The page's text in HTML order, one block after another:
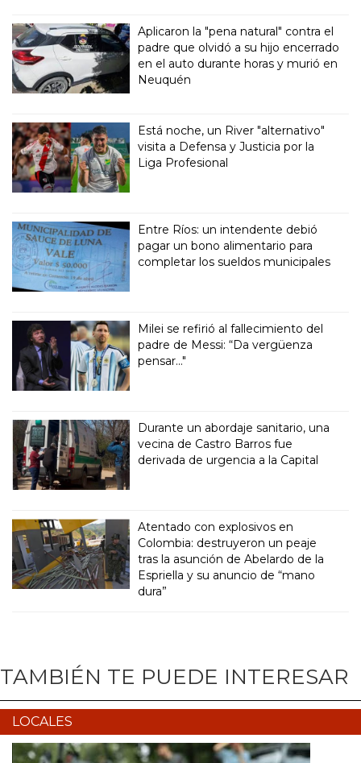
Aplicaron la "pena natural" contra el
padre que olvidó a su hijo encerrado
en el auto durante horas y murió en
Neuquén
Está noche, un River "alternativo"
visita a Defensa y Justicia por la
Liga Profesional
Entre Ríos: un intendente debió
pagar un bono alimentario para
completar los sueldos municipales
Milei se refirió al fallecimiento del
padre de Messi: “Da vergüenza
pensar..."
Durante un abordaje sanitario, una
vecina de Castro Barros fue
derivada de urgencia a la Capital
Atentado con explosivos en
Colombia: destruyeron un peaje
tras la asunción de Abelardo de la
Espriella y su anuncio de “mano
dura”
TAMBIÉN TE PUEDE INTERESAR
LOCALES